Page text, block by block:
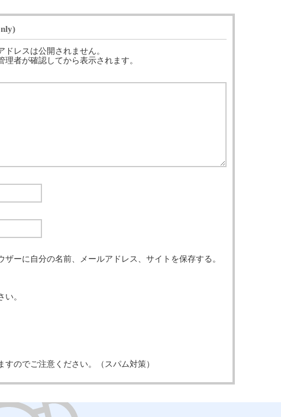
レスは公開されません。
者が確認してから表示されます。
ーに自分の名前、メールアドレス、サイトを保存する。
。
のでご注意ください。（スパム対策）